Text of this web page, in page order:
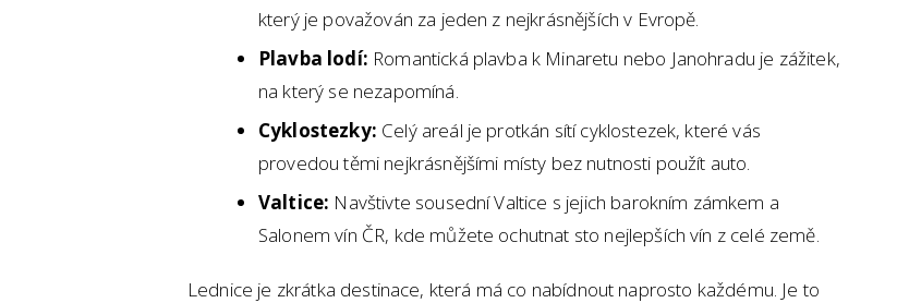
který je považován za jeden z nejkrásnějších v Evropě.
Plavba lodí: Romantická plavba k Minaretu nebo Janohradu je zážitek,
na který se nezapomíná.
Cyklostezky: Celý areál je protkán sítí cyklostezek, které vás
provedou těmi nejkrásnějšími místy bez nutnosti použít auto.
Valtice: Navštivte sousední Valtice s jejich barokním zámkem a
Salonem vín ČR, kde můžete ochutnat sto nejlepších vín z celé země.
Lednice je zkrátka destinace, která má co nabídnout naprosto každému. Je to